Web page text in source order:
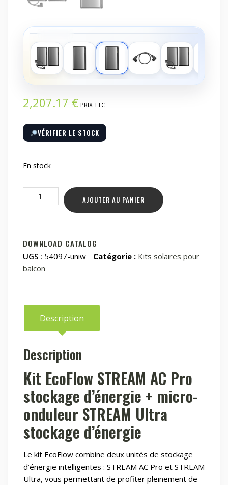
‹ ›
2,207.17 € PRIX TTC
VÉRIFIER LE STOCK
En stock
quantité
de
de
stockage
d'énergie
EcoFlow
Pro
avec
onduleur
STREAM
Ultra
AJOUTER AU PANIER
DOWNLOAD CATALOG
UGS : 54097-uniw Catégorie : Kits solaires pour
balcon
Description
Description
Kit EcoFlow STREAM AC Pro
stockage d’énergie + micro-
onduleur STREAM Ultra
stockage d’énergie
Le kit EcoFlow combine deux unités de stockage
d’énergie intelligentes : STREAM AC Pro et STREAM
Ultra, vous permettant de profiter pleinement de